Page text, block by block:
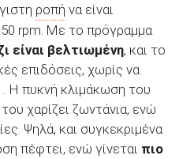
ροπή να είναι
rpm. Με το πρόγραμμα
είναι βελτιωμένη, και το
επιδόσεις, χωρίς να
Η πυκνή κλιμάκωση του
χαρίζει ζωντάνια, ενώ
Ψηλά, και συγκεκριμένα
πέφτει, ενώ γίνεται πιο